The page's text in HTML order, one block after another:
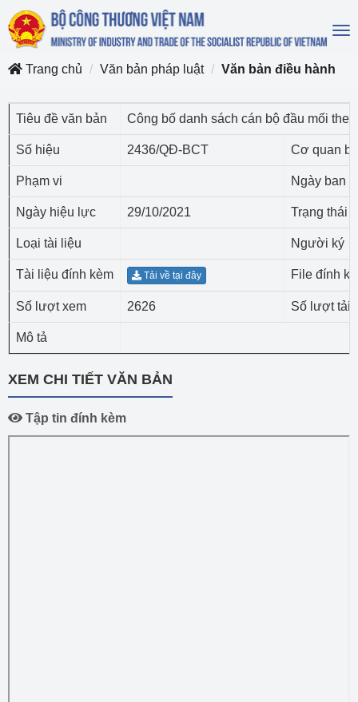
Trang chủ
Văn bản pháp luật Văn bản điều hành
Tiêu đề văn bản Công bố danh sách cán bộ đầu mối
Số hiệu 2436/QĐ-BCT Cơ quan
Phạm vi Ngày ban
Ngày hiệu lực 29/10/2021 Trạng thái
Loại tài liệu Người ký
Tài liệu đính kèm Tải về tại đây File đính
Số lượt xem 2626 Số lượt tải
Mô tả
XEM CHI TIẾT VĂN BẢN
Tập tin đính kèm